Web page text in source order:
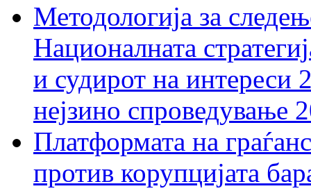
Методологија за
Националната
и судирот на интереси
нејзино спроведување
Платформата на
против корупцијата